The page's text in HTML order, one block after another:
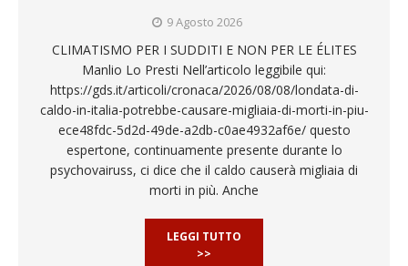
9 Agosto 2026
CLIMATISMO PER I SUDDITI E NON PER LE ÉLITES
Manlio Lo Presti Nell’articolo leggibile qui:
https://gds.it/articoli/cronaca/2026/08/08/londata-di-
caldo-in-italia-potrebbe-causare-migliaia-di-morti-in-piu-
ece48fdc-5d2d-49de-a2db-c0ae4932af6e/ questo
espertone, continuamente presente durante lo
psychovairuss, ci dice che il caldo causerà migliaia di
morti in più. Anche
LEGGI TUTTO
>>